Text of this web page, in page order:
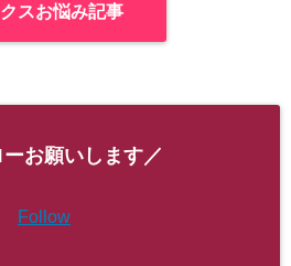
スお悩み記事
お願いします／
Follow